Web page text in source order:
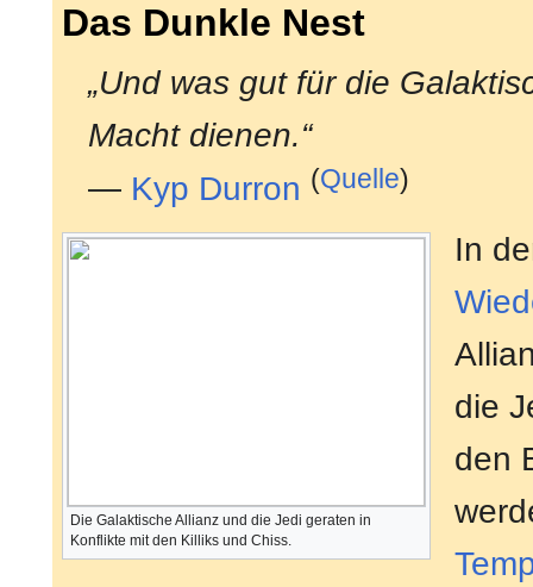
Das Dunkle Nest
„Und was gut für die
Macht dienen.“
— Kyp Durron (Quelle)
Die Galaktische Allianz und die Jedi geraten in
Konflikte mit den Killiks und Chiss.
In
die
den